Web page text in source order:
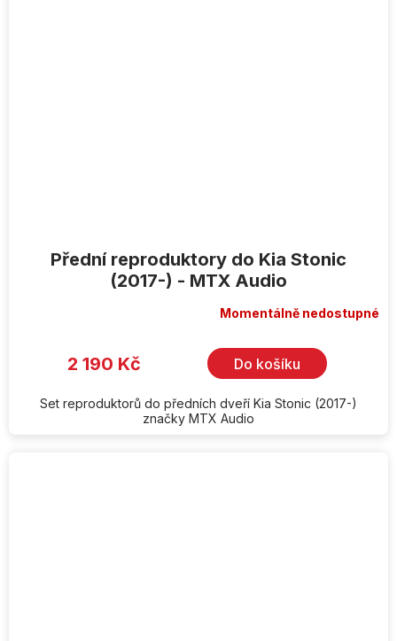
Přední reproduktory do Kia Stonic
(2017-) - MTX Audio
Momentálně nedostupné
2 190 Kč Do košíku
Set reproduktorů do předních dveří Kia Stonic (2017-)
značky MTX Audio